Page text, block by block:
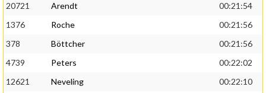
20721
Arendt
00:21:54
1376
Roche
00:21:56
378
Böttcher
00:21:56
4739
Peters
00:22:02
12621
Neveling
00:22:10